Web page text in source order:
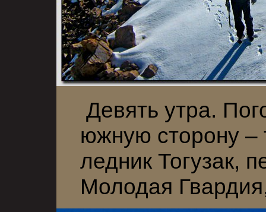
Девять утра.
южную сторону –
ледник Тогузак,
Молодая